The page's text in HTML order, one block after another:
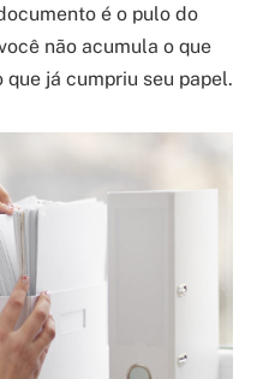
é o pulo do
não acumula o que
já cumpriu seu papel.